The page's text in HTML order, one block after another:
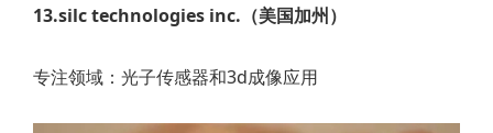
13.silc technologies inc.（美国加州）
专注领域：光子传感器和3d成像应用